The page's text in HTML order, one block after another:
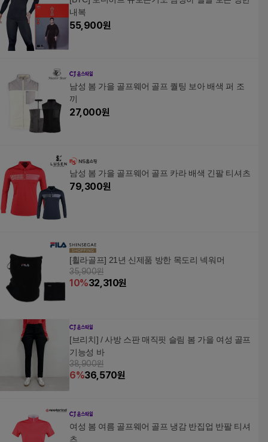
내복
55,900원
남성 봄 가을 골프웨어 골프 퀄팅 보아 배색 퍼 조
끼
27,000원
남성 봄 가을 골프웨어 골프 카라 배색 긴팔 티셔츠
79,300원
[휠라골프] 21년 신제품 방한 목도리 넥워머
35,900원
10%32,310원
[브리치] / 사방 스판 매직핏 슬림 봄 가을 여성 골프
기능성 바
38,900원
6%36,570원
여성 봄 여름 골프웨어 골프 냉감 반집업 반팔 티셔
츠